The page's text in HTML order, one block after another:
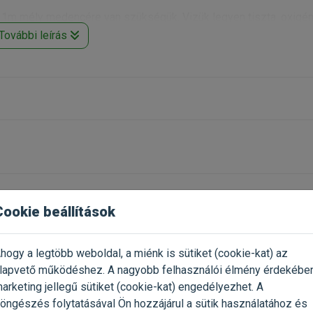
kois tavakban második fajként.
megőrzése érdekében.
leírás
beállítások
a legtöbb weboldal, a miénk is sütiket (cookie-kat) az
működéshez. A nagyobb felhasználói élmény
jellegű sütiket (cookie-kat) engedélyezhet. A
folytatásával Ön hozzájárul a sütik használatához és